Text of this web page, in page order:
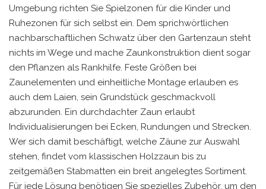
Umgebung richten Sie Spielzonen für die Kinder und
Ruhezonen für sich selbst ein. Dem sprichwörtlichen
nachbarschaftlichen Schwatz über den Gartenzaun steht
nichts im Wege und mache Zaunkonstruktion dient sogar
den Pflanzen als Rankhilfe. Feste Größen bei
Zaunelementen und einheitliche Montage erlauben es
auch dem Laien, sein Grundstück geschmackvoll
abzurunden. Ein durchdachter Zaun erlaubt
Individualisierungen bei Ecken, Rundungen und Strecken.
Wer sich damit beschäftigt, welche Zäune zur Auswahl
stehen, findet vom klassischen Holzzaun bis zu
zeitgemäßen Stabmatten ein breit angelegtes Sortiment.
Für jede Lösung benötigen Sie spezielles Zubehör, um den